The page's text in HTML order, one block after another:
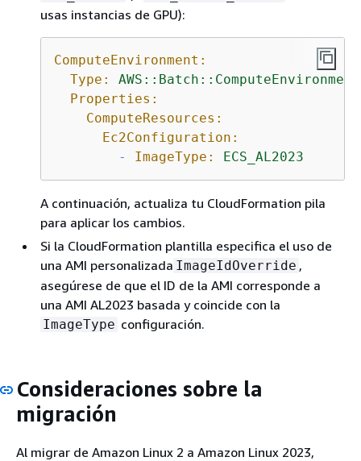
usas instancias de GPU):
ComputeEnvironment:
Type:
AWS::Batch::ComputeEnvironment
Properties:
ComputeResources:
Ec2Configuration:
-
ImageType: ECS_AL2023
A continuación, actualiza tu CloudFormation pila
para aplicar los cambios.
Si la CloudFormation plantilla especifica el uso de
una AMI personalizada ImageIdOverride ,
asegúrese de que el ID de la AMI corresponde a
una AMI AL2023 basada y coincide con la
ImageType configuración.
Consideraciones sobre la
migración
Al migrar de Amazon Linux 2 a Amazon Linux 2023,